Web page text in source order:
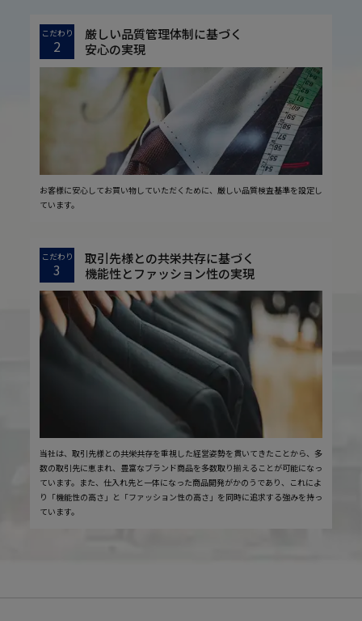
こだわり
2
厳しい品質管理体制に基づく
安心の実現
お客様に安心してお買い物していただくために、厳しい品質検査基準を設定し
ています。
こだわり
3
取引先様との共栄共存に基づく
機能性とファッション性の実現
当社は、取引先様との共栄共存を重視した経営姿勢を貫いてきたことから、多
数の取引先に恵まれ、豊富なブランド商品を多数取り揃えることが可能になっ
ています。また、仕入れ先と一体になった商品開発がかのうであり、これによ
り「機能性の高さ」と「ファッション性の高さ」を同時に追求する強みを持っ
ています。